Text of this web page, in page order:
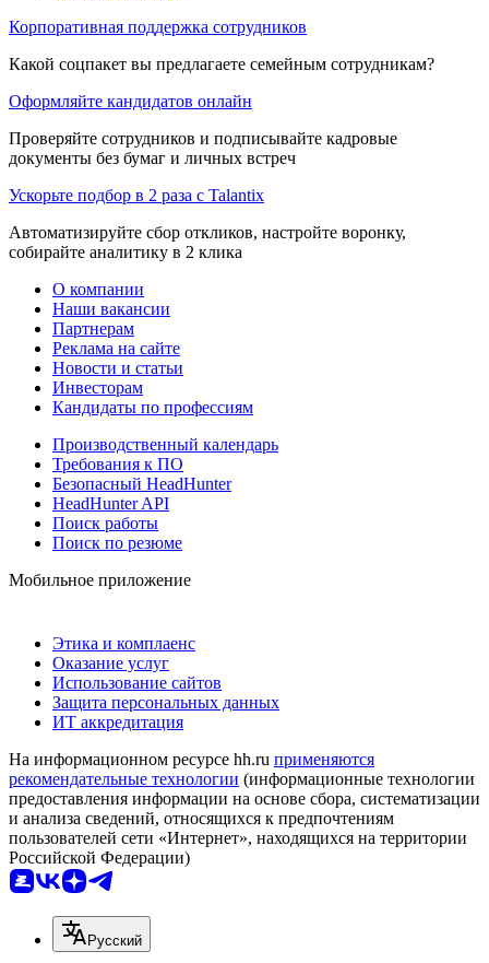
Корпоративная поддержка сотрудников
Какой соцпакет вы предлагаете семейным сотрудникам?
Оформляйте кандидатов онлайн
Проверяйте сотрудников и подписывайте кадровые
документы без бумаг и личных встреч
Ускорьте подбор в 2 раза с Talantix
Автоматизируйте сбор откликов, настройте воронку,
собирайте аналитику в 2 клика
О компании
Наши вакансии
Партнерам
Реклама на сайте
Новости и статьи
Инвесторам
Кандидаты по профессиям
Производственный календарь
Требования к ПО
Безопасный HeadHunter
HeadHunter API
Поиск работы
Поиск по резюме
Мобильное приложение
Этика и комплаенс
Оказание услуг
Использование сайтов
Защита персональных данных
ИТ аккредитация
На информационном ресурсе hh.ru применяются
рекомендательные технологии (информационные технологии
предоставления информации на основе сбора, систематизации
и анализа сведений, относящихся к предпочтениям
пользователей сети «Интернет», находящихся на территории
Российской Федерации)
Русский